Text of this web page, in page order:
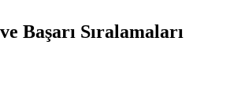
Başarı Sıralamaları